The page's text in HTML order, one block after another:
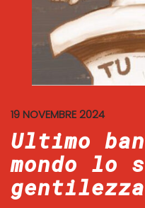
19 NOVEMBRE 2024
Ultimo
mondo lo
gentilezza